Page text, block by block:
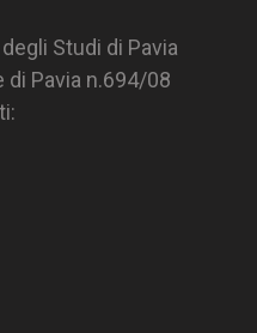
Studi di Pavia
Pavia n.694/08